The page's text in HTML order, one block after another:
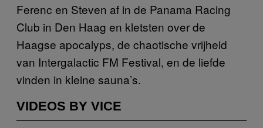
Ferenc en Steven af in de Panama Racing
Club in Den Haag en kletsten over de
Haagse apocalyps, de chaotische vrijheid
van Intergalactic FM Festival, en de liefde
vinden in kleine sauna’s.
VIDEOS BY VICE